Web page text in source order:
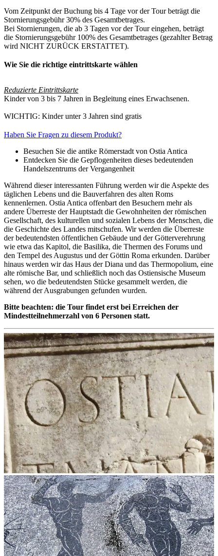
Vom Zeitpunkt der Buchung bis 4 Tage vor der Tour beträgt die
Stornierungsgebühr 30% des Gesamtbetrages.
Bei Stornierungen, die ab 3 Tagen vor der Tour eingehen, beträgt
die Stornierungsgebühr 100% des Gesamtbetrages (gezahlter Betrag
wird NICHT ZURÜCK ERSTATTET).
Wie Sie die richtige eintrittskarte wählen
Reduzierte Eintrittskarte
Kinder von 3 bis 7 Jahren in Begleitung eines Erwachsenen.
WICHTIG: Kinder unter 3 Jahren sind gratis
Haben Sie Fragen zu diesem Produkt?
Besuchen Sie die antike Römerstadt von Ostia Antica
Entdecken Sie die Gepflogenheiten dieses bedeutenden
Handelszentrums der Vergangenheit
Während dieser interessanten Führung werden wir die Aspekte des
täglichen Lebens und die Bauverfahren des alten Roms
kennenlernen. Ostia Antica offenbart den Besuchern mehr als
andere Überreste der Hauptstadt die Gewohnheiten der römischen
Gesellschaft, des kulturellen und sozialen Lebens der Menschen, die
die Geschichte des Landes mitschufen. Wir werden die Überreste
der bedeutendsten öffentlichen Gebäude und der Götterverehrung
wie etwa das Kapitol, die Basilika, die Thermen des Forums und
den Tempel des Augustus und der Göttin Roma erkunden. Darüber
hinaus werden wir das Haus der Diana und das Thermopolium, eine
alte römische Bar, und schließlich noch das Ostiensische Museum
sehen, wo die bedeutendsten Stücke gesammelt werden, die
während der Ausgrabungen gefunden wurden.
Bitte beachten: die Tour findet erst bei Erreichen der
Mindestteilnehmerzahl von 6 Personen statt.